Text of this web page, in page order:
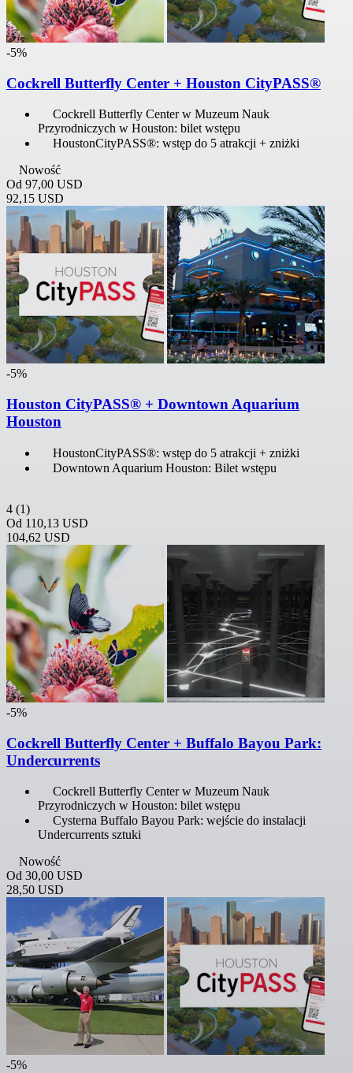
-5%
Cockrell Butterfly Center + Houston CityPASS®
Cockrell Butterfly Center w Muzeum Nauk
Przyrodniczych w Houston: bilet wstępu
HoustonCityPASS®: wstęp do 5 atrakcji + zniżki
Nowość
Od 97,00 USD
92,15 USD
-5%
Houston CityPASS® + Downtown Aquarium
Houston
HoustonCityPASS®: wstęp do 5 atrakcji + zniżki
Downtown Aquarium Houston: Bilet wstępu
4 (1)
Od 110,13 USD
104,62 USD
-5%
Cockrell Butterfly Center + Buffalo Bayou Park:
Undercurrents
Cockrell Butterfly Center w Muzeum Nauk
Przyrodniczych w Houston: bilet wstępu
Cysterna Buffalo Bayou Park: wejście do instalacji
Undercurrents sztuki
Nowość
Od 30,00 USD
28,50 USD
-5%